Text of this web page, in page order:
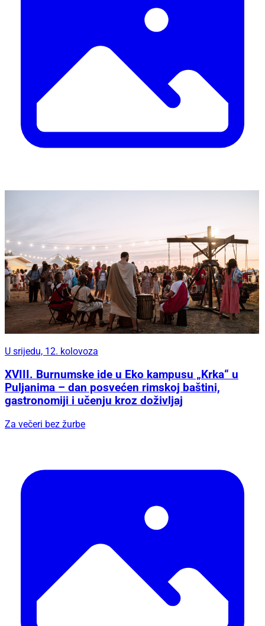
U srijedu, 12. kolovoza
XVIII. Burnumske ide u Eko kampusu „Krka“ u
Puljanima – dan posvećen rimskoj baštini,
gastronomiji i učenju kroz doživljaj
Za večeri bez žurbe